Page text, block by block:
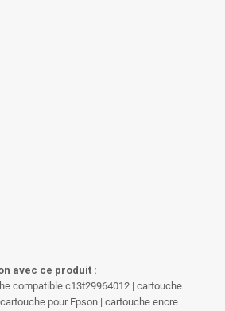
avec ce produit :
compatible c13t29964012 | cartouche
pour Epson | cartouche encre